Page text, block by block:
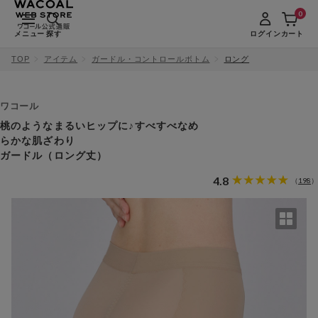
メニュー 探す ログインカート
0
TOP アイテム ガードル・コントロールボトム ロング
ワコール
桃のようなまるいヒップに♪すべすべなめ
らかな肌ざわり
ガードル（ロング丈）
4.8 （ 198 ）